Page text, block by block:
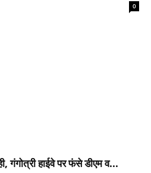
0
गंगोत्री हाईवे पर फंसे डीएम व...